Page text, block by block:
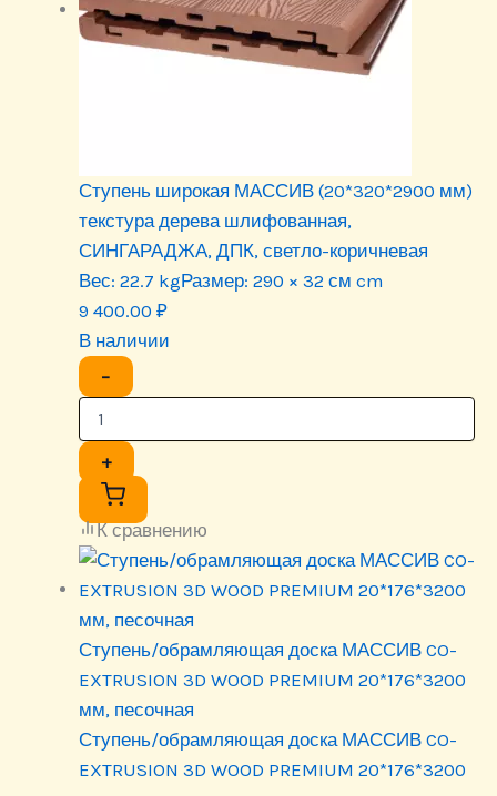
Ступень широкая МАССИВ (20*320*2900 мм)
текстура дерева шлифованная,
СИНГАРАДЖА, ДПК, светло-коричневая
Вес: 22.7 kgРазмер: 290 × 32 см cm
9 400.00 ₽
В наличии
−
+
К сравнению
Ступень/обрамляющая доска МАССИВ CO-
EXTRUSION 3D WOOD PREMIUM 20*176*3200
мм, песочная
Ступень/обрамляющая доска МАССИВ CO-
EXTRUSION 3D WOOD PREMIUM 20*176*3200